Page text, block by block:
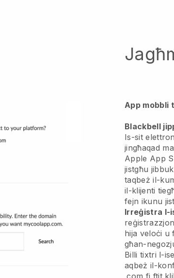
App mobbli
Blackbell
Is-sit
jingħaqad
Apple App
jistgħu
taqbeż il-
il-klijenti
fejn ikunu
Irreġistra l-
hija veloċi u
għan-
Billi tixtri l-
aqbeż il-
.com fi ftit